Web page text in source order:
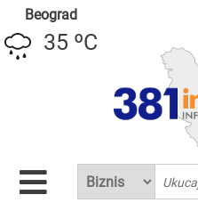
Beograd
35 ºC